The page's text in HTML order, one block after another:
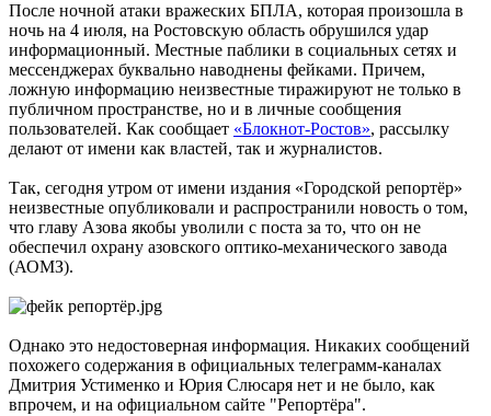
После ночной атаки вражеских БПЛА, которая произошла в
ночь на 4 июля, на Ростовскую область обрушился удар
информационный. Местные паблики в социальных сетях и
мессенджерах буквально наводнены фейками. Причем,
ложную информацию неизвестные тиражируют не только в
публичном пространстве, но и в личные сообщения
пользователей. Как сообщает «Блокнот-Ростов», рассылку
делают от имени как властей, так и журналистов.
Так, сегодня утром от имени издания «Городской репортёр»
неизвестные опубликовали и распространили новость о том,
что главу Азова якобы уволили с поста за то, что он не
обеспечил охрану азовского оптико-механического завода
(АОМЗ).
Однако это недостоверная информация. Никаких сообщений
похожего содержания в официальных телеграмм-каналах
Дмитрия Устименко и Юрия Слюсаря нет и не было, как
впрочем, и на официальном сайте "Репортёра".